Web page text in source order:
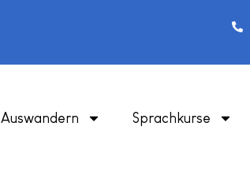
Auswandern Sprachkurse